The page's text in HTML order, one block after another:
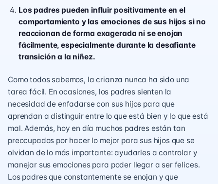
Los padres pueden influir positivamente en el
comportamiento y las emociones de sus hijos si no
reaccionan de forma exagerada ni se enojan
fácilmente, especialmente durante la desafiante
transición a la niñez.
Como todos sabemos, la crianza nunca ha sido una
tarea fácil. En ocasiones, los padres sienten la
necesidad de enfadarse con sus hijos para que
aprendan a distinguir entre lo que está bien y lo que está
mal. Además, hoy en día muchos padres están tan
preocupados por hacer lo mejor para sus hijos que se
olvidan de lo más importante: ayudarles a controlar y
manejar sus emociones para poder llegar a ser felices.
Los padres que constantemente se enojan y que